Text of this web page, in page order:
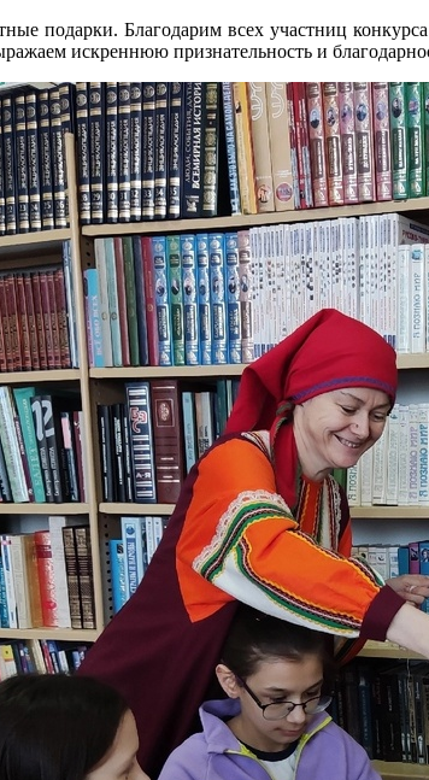
подарки. Благодарим всех участниц
искреннюю признательность и